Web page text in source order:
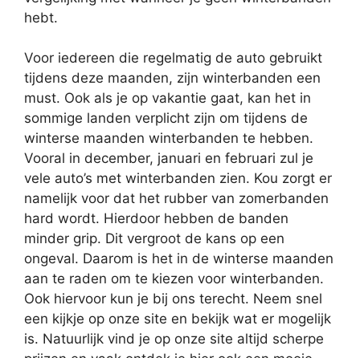
hebt.
Voor iedereen die regelmatig de auto gebruikt
tijdens deze maanden, zijn winterbanden een
must. Ook als je op vakantie gaat, kan het in
sommige landen verplicht zijn om tijdens de
winterse maanden winterbanden te hebben.
Vooral in december, januari en februari zul je
vele auto’s met winterbanden zien. Kou zorgt er
namelijk voor dat het rubber van zomerbanden
hard wordt. Hierdoor hebben de banden
minder grip. Dit vergroot de kans op een
ongeval. Daarom is het in de winterse maanden
aan te raden om te kiezen voor winterbanden.
Ook hiervoor kun je bij ons terecht. Neem snel
een kijkje op onze site en bekijk wat er mogelijk
is. Natuurlijk vind je op onze site altijd scherpe